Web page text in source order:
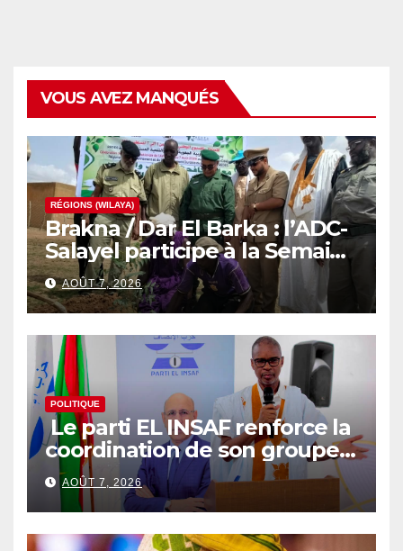
VOUS AVEZ MANQUÉS
RÉGIONS (WILAYA)
Brakna / Dar El Barka : l’ADC-
Salayel participe à la Semaine
nationale de l’arbre
AOÛT 7, 2026
POLITIQUE
Le parti EL INSAF renforce la
coordination de son groupe
parlementaire
AOÛT 7, 2026